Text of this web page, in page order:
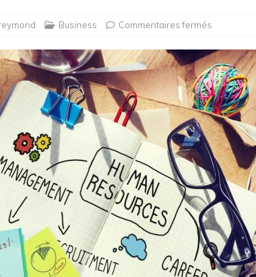
Business Commentaires fermés